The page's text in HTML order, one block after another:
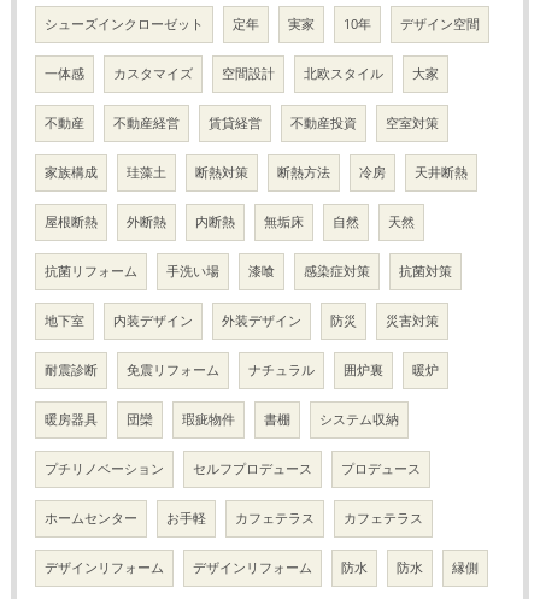
シューズインクローゼット 定年 実家 10年 デザイン空間
一体感 カスタマイズ 空間設計 北欧スタイル 大家
不動産 不動産経営 賃貸経営 不動産投資 空室対策
家族構成 珪藻土 断熱対策 断熱方法 冷房 天井断熱
屋根断熱 外断熱 内断熱 無垢床 自然 天然
抗菌リフォーム 手洗い場 漆喰 感染症対策 抗菌対策
地下室 内装デザイン 外装デザイン 防災 災害対策
耐震診断 免震リフォーム ナチュラル 囲炉裏 暖炉
暖房器具 団欒 瑕疵物件 書棚 システム収納
プチリノベーション セルフプロデュース プロデュース
ホームセンター お手軽 カフェテラス カフェテラス
デザインリフォーム デザインリフォーム 防水 防水 縁側